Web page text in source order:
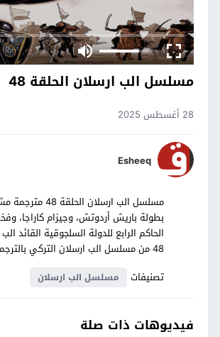
مسلسل الب ارسلان الحلقة 48
28 أغسطس 2025
Esheeq
بطولة باريش أردوتش، وجيزام كاراجا،
الحاكم الرابع للدولة السلجوقية القائد
48 من مسلسل الب ارسلان التركي بالترجمة العربية حصرياً على موقع قصة عشق.
تصنيفات
مسلسل الب ارسلان
فيديوهات ذات صلة